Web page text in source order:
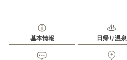
基本情報 日帰り温泉